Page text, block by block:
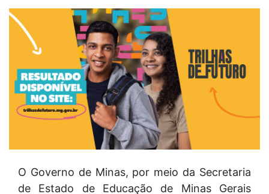
O Governo de Minas, por meio da Secretaria
de Estado de Educação de Minas Gerais